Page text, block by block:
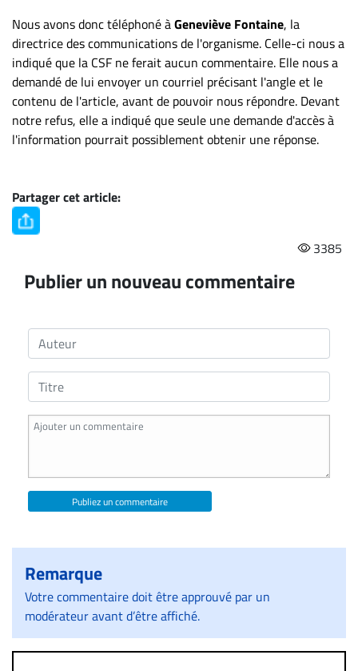
Nous avons donc téléphoné àGeneviève Fontaine, la
directrice des communications de l'organisme. Celle-ci nous a
indiqué que la CSF ne ferait aucun commentaire. Elle nous a
demandé de lui envoyer un courriel précisant l'angle et le
contenu de l'article, avant de pouvoir nous répondre. Devant
notre refus, elle a indiqué que seule une demande d'accès à
l'information pourrait possiblement obtenir une réponse.
Partager cet article:
3385
Publier un nouveau commentaire
Publiez un commentaire
Remarque
Votre commentaire doit être approuvé par un
modérateur avant d’être affiché.